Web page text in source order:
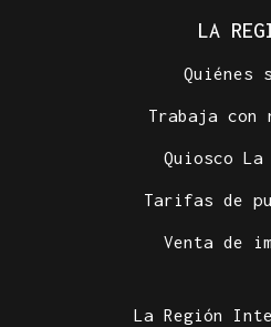
LA
Quiénes
Trabaja con
Quiosco La
Tarifas de
Venta de
La Región